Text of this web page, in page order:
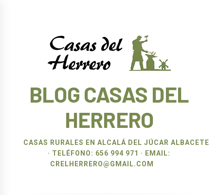
BLOG CASAS DEL
HERRERO
CASAS RURALES EN ALCALÁ DEL JÚCAR ALBACETE
· TELÉFONO: 656 994 971 · EMAIL:
CRELHERRERO@GMAIL.COM